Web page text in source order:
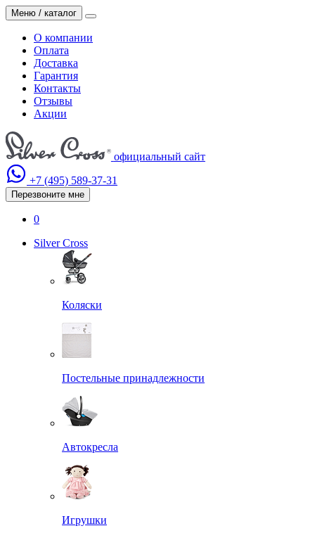
Меню / каталог
О компании
Оплата
Доставка
Гарантия
Контакты
Отзывы
Акции
официальный сайт
+7 (495) 589-37-31
Перезвоните мне
0
Silver Cross
Коляски
Постельные принадлежности
Автокресла
Игрушки